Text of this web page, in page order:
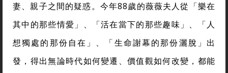
妻、親子之間的疑惑。今年88歲的薇薇夫人從「樂在
其中的那些情愛」、「活在當下的那些趣味」、「人
想獨處的那份自在」、「生命謝幕的那份灑脫」出
發，得出無論時代如何變遷、價值觀如何改變，都能